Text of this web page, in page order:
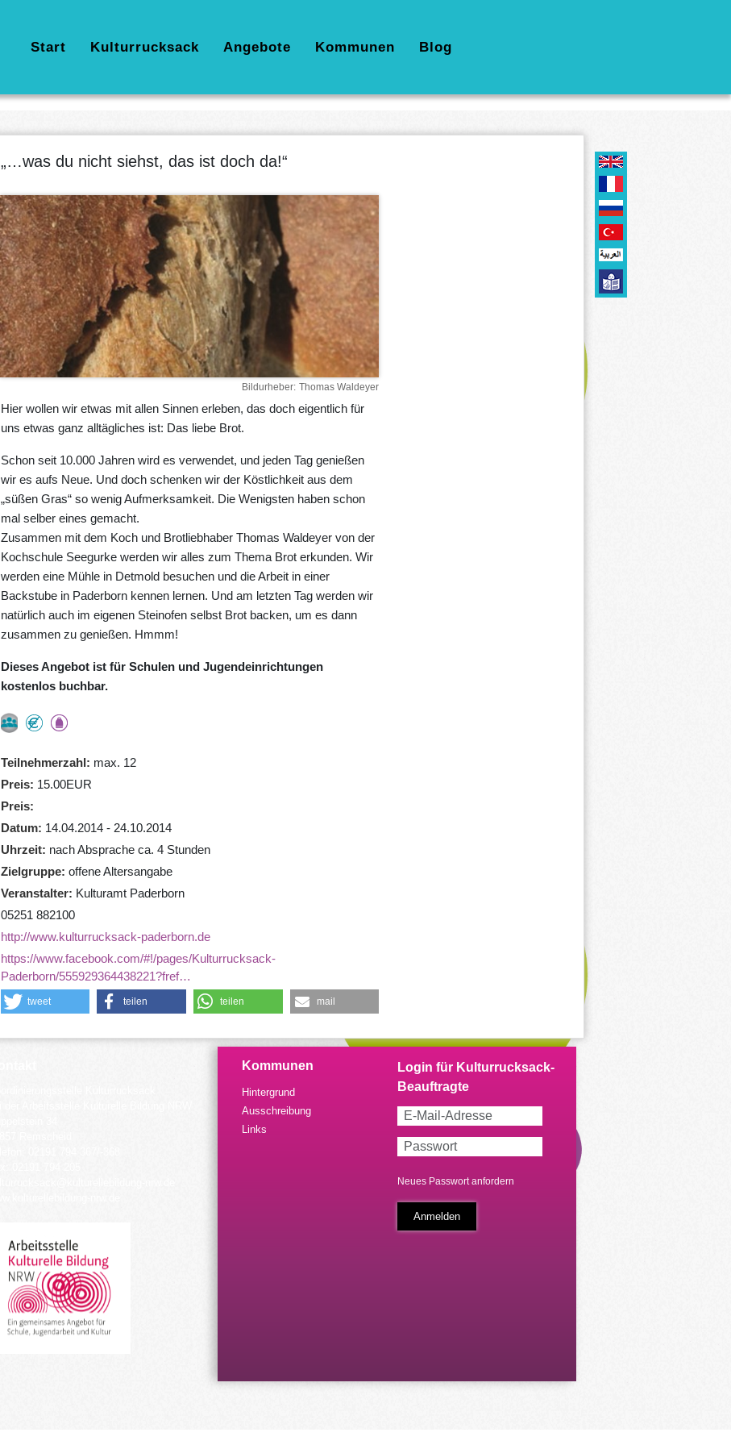
Hauptnavigation
Start Kulturrucksack Angebote Kommunen Blog
„…was du nicht siehst, das ist doch da!“
Bildurheber Thomas Waldeyer
Hier wollen wir etwas mit allen Sinnen erleben, das doch eigentlich für
uns etwas ganz alltägliches ist: Das liebe Brot.
Schon seit 10.000 Jahren wird es verwendet, und jeden Tag genießen
wir es aufs Neue. Und doch schenken wir der Köstlichkeit aus dem
„süßen Gras“ so wenig Aufmerksamkeit. Die Wenigsten haben schon
mal selber eines gemacht.
Zusammen mit dem Koch und Brotliebhaber Thomas Waldeyer von der
Kochschule Seegurke werden wir alles zum Thema Brot erkunden. Wir
werden eine Mühle in Detmold besuchen und die Arbeit in einer
Backstube in Paderborn kennen lernen. Und am letzten Tag werden wir
natürlich auch im eigenen Steinofen selbst Brot backen, um es dann
zusammen zu genießen. Hmmm!
Dieses Angebot ist für Schulen und Jugendeinrichtungen
kostenlos buchbar.
Teilnehmerzahl
max. 12
Preis
15.00EUR
Preis
Datum
14.04.2014 - 24.10.2014
Uhrzeit
nach Absprache ca. 4 Stunden
Zielgruppe offene Altersangabe
Veranstalter
Kulturamt Paderborn
05251 882100
http://www.kulturrucksack-paderborn.de
https://www.facebook.com/#!/pages/Kulturrucksack-
Paderborn/555929364438221?fref…
tweet teilen teilen mail
Kommunen
Hintergrund
Ausschreibung
Links
Neues Passwort anfordern